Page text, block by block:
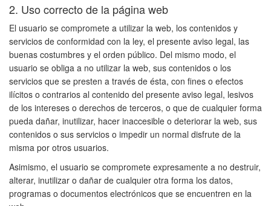
2. Uso correcto de la página web
El usuario se compromete a utilizar la web, los contenidos y
servicios de conformidad con la ley, el presente aviso legal, las
buenas costumbres y el orden público. Del mismo modo, el
usuario se obliga a no utilizar la web, sus contenidos o los
servicios que se presten a través de ésta, con fines o efectos
ilícitos o contrarios al contenido del presente aviso legal, lesivos
de los intereses o derechos de terceros, o que de cualquier forma
pueda dañar, inutilizar, hacer inaccesible o deteriorar la web, sus
contenidos o sus servicios o impedir un normal disfrute de la
misma por otros usuarios.
Asimismo, el usuario se compromete expresamente a no destruir,
alterar, inutilizar o dañar de cualquier otra forma los datos,
programas o documentos electrónicos que se encuentren en la